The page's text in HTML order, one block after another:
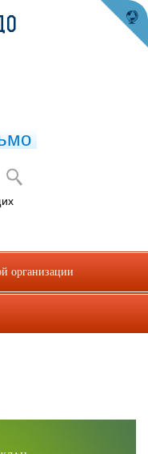
2026 г.PDF
организации